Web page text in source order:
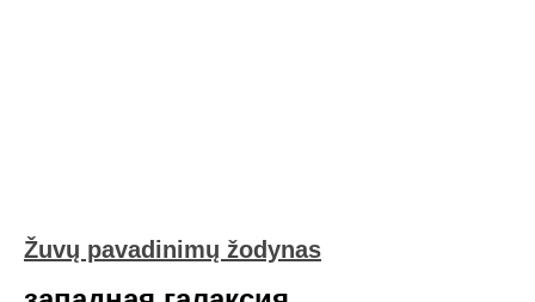
Žuvų pavadinimų žodynas